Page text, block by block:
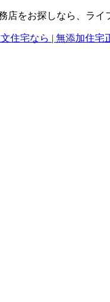
店をお探しなら、ライ